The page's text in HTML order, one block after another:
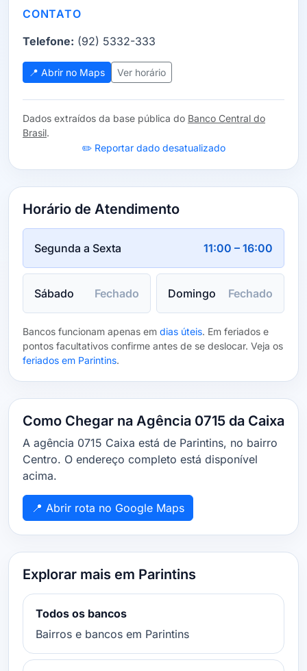
CONTATO
Telefone: (92) 5332-333
📍 Abrir no Maps Ver horário
Dados extraídos da base pública do Banco Central do
Brasil.
✏️ Reportar dado desatualizado
Horário de Atendimento
Segunda a Sexta 11:00 – 16:00
Sábado Fechado Domingo Fechado
Bancos funcionam apenas em dias úteis. Em feriados e
pontos facultativos confirme antes de se deslocar. Veja os
feriados em Parintins.
Como Chegar na Agência 0715 da Caixa
A agência 0715 Caixa está de Parintins, no bairro
Centro. O endereço completo está disponível
acima.
📍 Abrir rota no Google Maps
Explorar mais em Parintins
Todos os bancos
Bairros e bancos em Parintins